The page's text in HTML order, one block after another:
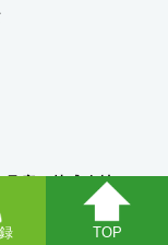
号店 株式会社ア
ン
TOP